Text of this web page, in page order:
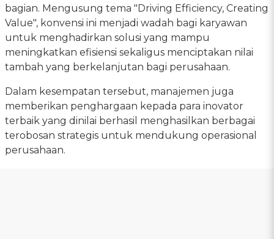
bagian. Mengusung tema "Driving Efficiency, Creating
Value", konvensi ini menjadi wadah bagi karyawan
untuk menghadirkan solusi yang mampu
meningkatkan efisiensi sekaligus menciptakan nilai
tambah yang berkelanjutan bagi perusahaan.
Dalam kesempatan tersebut, manajemen juga
memberikan penghargaan kepada para inovator
terbaik yang dinilai berhasil menghasilkan berbagai
terobosan strategis untuk mendukung operasional
perusahaan.